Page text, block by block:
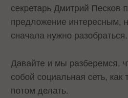
секретарь Дмитрий Песков
предложение интересным,
сначала нужно разобраться.
Давайте и мы разберемся,
собой социальная сеть, как
потом делать.